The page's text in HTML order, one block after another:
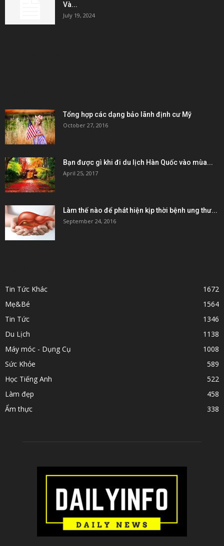
Và...
July 19, 2024
Tổng hợp các dạng bảo lãnh định cư Mỹ
October 27, 2016
Bạn được gì khi đi du lịch Hàn Quốc vào mùa...
April 25, 2017
Làm thế nào để phát hiện kịp thời bệnh ung thư...
September 24, 2016
Tin Tức Khác
1672
Mẹ&Bé
1564
Tin Tức
1346
Du Lịch
1138
Máy móc - Dụng Cụ
1008
Sức Khỏe
589
Học Tiếng Anh
522
Làm đẹp
458
Ẩm thực
338